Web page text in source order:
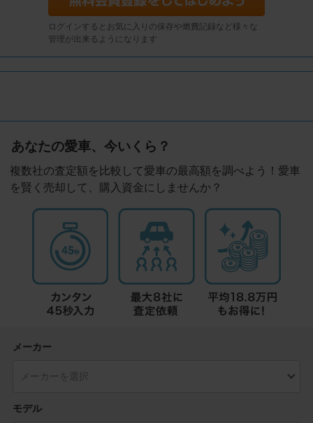
ログインするとお気に入りの保存や燃費記録など様々な
管理が出来るようになります
あなたの愛車、今いくら？
複数社の査定額を比較して愛車の最高額を調べよう！愛車
を賢く売却して、購入資金にしませんか？
メーカー
モデル